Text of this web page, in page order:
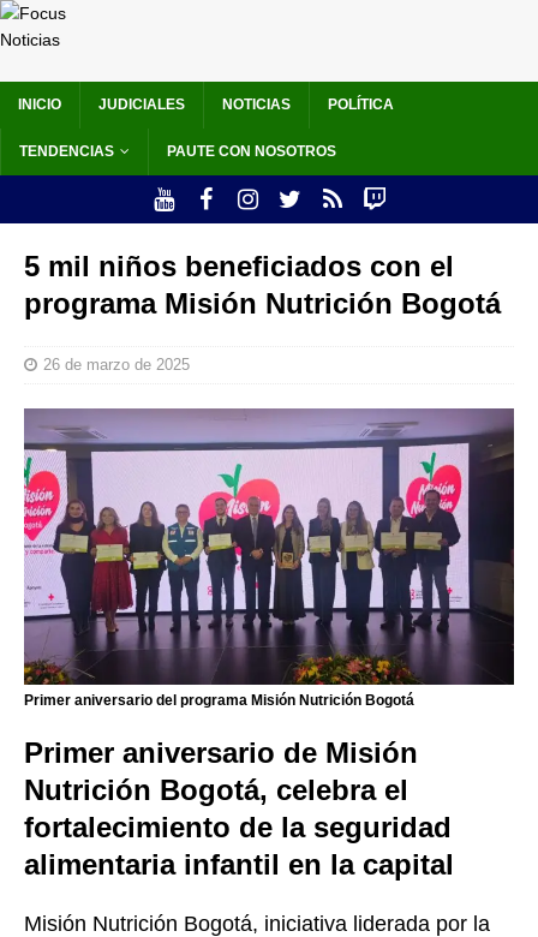
INICIO JUDICIALES NOTICIAS POLÍTICA
TENDENCIAS PAUTE CON NOSOTROS
5 mil niños beneficiados con el
programa Misión Nutrición Bogotá
26 de marzo de 2025
Primer aniversario del programa Misión Nutrición Bogotá
Primer aniversario de Misión
Nutrición Bogotá, celebra el
fortalecimiento de la seguridad
alimentaria infantil en la capital
Misión Nutrición Bogotá, iniciativa liderada por la